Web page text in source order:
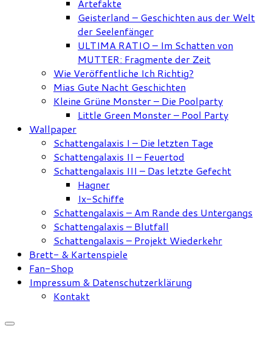
Artefakte
Geisterland – Geschichten aus der Welt
der Seelenfänger
ULTIMA RATIO – Im Schatten von
MUTTER: Fragmente der Zeit
Wie Veröffentliche Ich Richtig?
Mias Gute Nacht Geschichten
Kleine Grüne Monster – Die Poolparty
Little Green Monster – Pool Party
Wallpaper
Schattengalaxis I – Die letzten Tage
Schattengalaxis II – Feuertod
Schattengalaxis III – Das letzte Gefecht
Hagner
Ix-Schiffe
Schattengalaxis – Am Rande des Untergangs
Schattengalaxis – Blutfall
Schattengalaxis – Projekt Wiederkehr
Brett- & Kartenspiele
Fan-Shop
Impressum & Datenschutzerklärung
Kontakt